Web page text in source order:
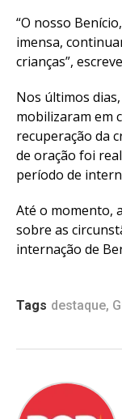
“O nosso
imensa,
crianças”,
Nos últimos
mobilizaram em
recuperação da
de oração foi
período de
Até o momento,
sobre as
internação de
Tags destaque,